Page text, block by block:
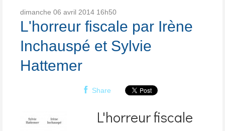
dimanche 06 avril 2014 16h50
L'horreur fiscale par Irène
Inchauspé et Sylvie
Hattemer
Share
L'horreur fiscale